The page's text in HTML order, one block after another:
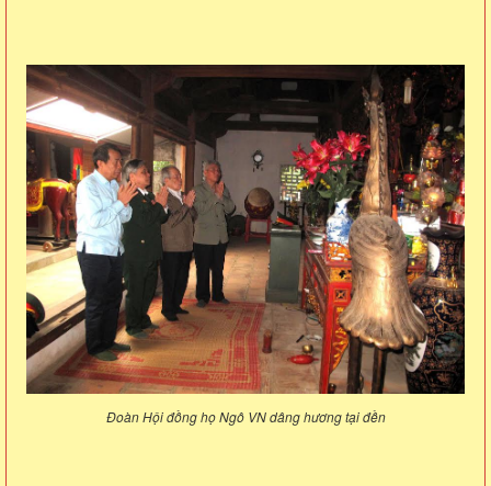
Đoàn Hội đồng họ Ngô VN dâng hương tại đền